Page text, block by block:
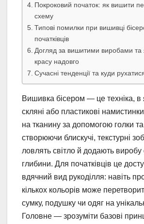
Покроковий початок: як вишити
схему
Типові помилки при вишивці
початківців
Догляд за вишитими виробами та
красу надовго
Сучасні тенденції та куди
Вишивка бісером — це техніка, в
скляні або пластикові
на тканину за допомогою голки
створюючи блискучі, текстурні
ловлять світло й додають виробу
глибини. Для початківців це
вдячний вид рукоділля: навіть
кількох кольорів може
сумку, подушку чи одяг на
Головне — зрозуміти базові